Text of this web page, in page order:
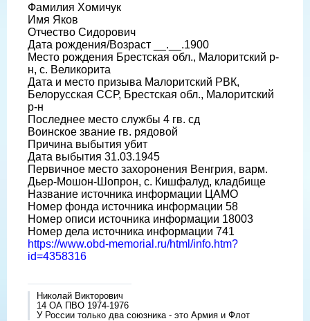
Фамилия Хомичук
Имя Яков
Отчество Сидорович
Дата рождения/Возраст __.__.1900
Место рождения Брестская обл., Малоритский р-
н, с. Великорита
Дата и место призыва Малоритский РВК,
Белорусская ССР, Брестская обл., Малоритский
р-н
Последнее место службы 4 гв. сд
Воинское звание гв. рядовой
Причина выбытия убит
Дата выбытия 31.03.1945
Первичное место захоронения Венгрия, варм.
Дьер-Мошон-Шопрон, с. Кишфалуд, кладбище
Название источника информации ЦАМО
Номер фонда источника информации 58
Номер описи источника информации 18003
Номер дела источника информации 741
https://www.obd-memorial.ru/html/info.htm?
id=4358316
Николай Викторович
14 ОА ПВО 1974-1976
У России только два союзника - это Армия и Флот